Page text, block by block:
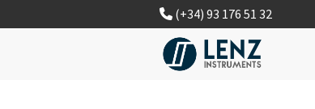
(+34) 93 176 51 32